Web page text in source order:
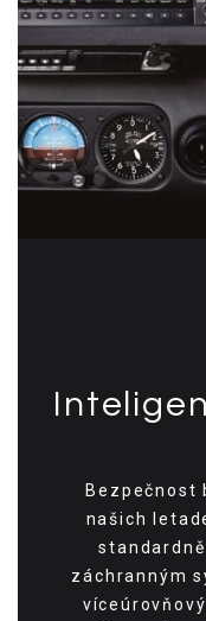
Bezpečnost
našich
záchranným